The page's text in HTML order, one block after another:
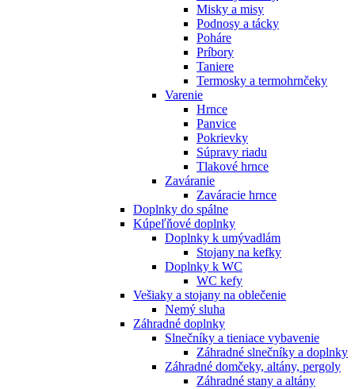
Misky a misy
Podnosy a tácky
Poháre
Príbory
Taniere
Termosky a termohrnčeky
Varenie
Hrnce
Panvice
Pokrievky
Súpravy riadu
Tlakové hrnce
Zaváranie
Zaváracie hrnce
Doplnky do spálne
Kúpeľňové doplnky
Doplnky k umývadlám
Stojany na kefky
Doplnky k WC
WC kefy
Vešiaky a stojany na oblečenie
Nemý sluha
Záhradné doplnky
Slnečníky a tieniace vybavenie
Záhradné slnečníky a doplnky
Záhradné domčeky, altány, pergoly
Záhradné stany a altány